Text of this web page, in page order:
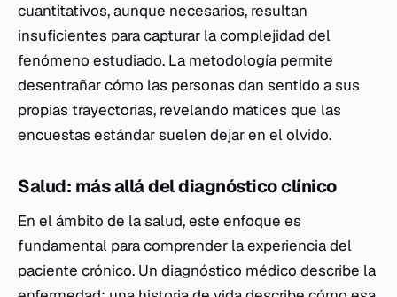
cuantitativos, aunque necesarios, resultan
insuficientes para capturar la complejidad del
fenómeno estudiado. La metodología permite
desentrañar cómo las personas dan sentido a sus
propias trayectorias, revelando matices que las
encuestas estándar suelen dejar en el olvido.
Salud: más allá del diagnóstico clínico
En el ámbito de la salud, este enfoque es
fundamental para comprender la experiencia del
paciente crónico. Un diagnóstico médico describe la